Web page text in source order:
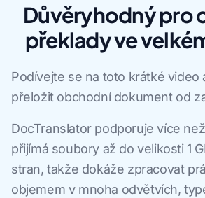
Důvěryhodný pro
překlady ve
Podívejte se na toto krátké video
přeložit obchodní dokument od
DocTranslator podporuje více
přijímá soubory až do velikosti 1
stran, takže dokáže zpracovat
objemem v mnoha odvětvích,